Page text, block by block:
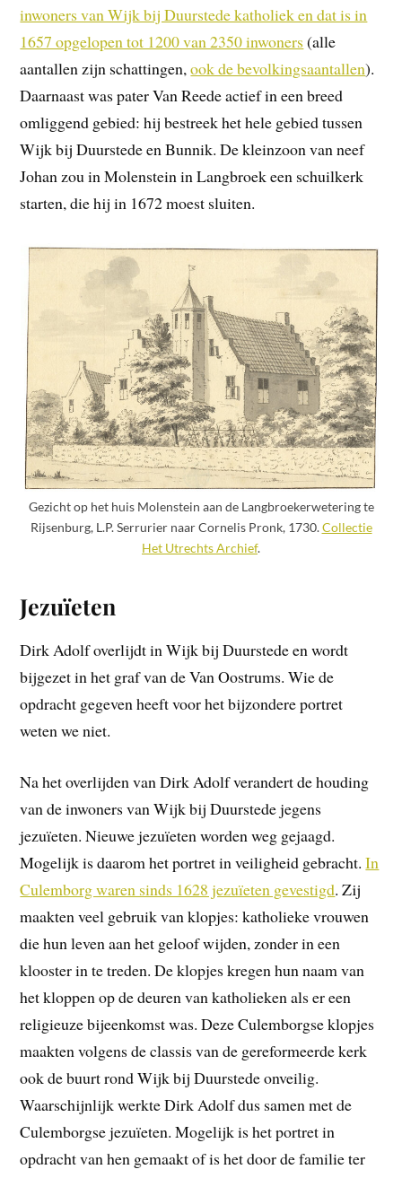
inwoners van Wijk bij Duurstede katholiek en dat is in
1657 opgelopen tot 1200 van 2350 inwoners (alle
aantallen zijn schattingen,ook de bevolkingsaantallen).
Daarnaast was pater Van Reede actief in een breed
omliggend gebied: hij bestreek het hele gebied tussen
Wijk bij Duurstede en Bunnik. De kleinzoon van neef
Johan zou in Molenstein in Langbroek een schuilkerk
starten, die hij in 1672 moest sluiten.
Gezicht op het huis Molenstein aan de Langbroekerwetering te
Rijsenburg, L.P. Serrurier naar Cornelis Pronk, 1730.Collectie
Het Utrechts Archief.
Jezuïeten
Dirk Adolf overlijdt in Wijk bij Duurstede en wordt
bijgezet in het graf van de Van Oostrums. Wie de
opdracht gegeven heeft voor het bijzondere portret
weten we niet.
Na het overlijden van Dirk Adolf verandert de houding
van de inwoners van Wijk bij Duurstede jegens
jezuïeten. Nieuwe jezuïeten worden weg gejaagd.
Mogelijk is daarom het portret in veiligheid gebracht.In
Culemborg waren sinds 1628 jezuïeten gevestigd. Zij
maakten veel gebruik van klopjes: katholieke vrouwen
die hun leven aan het geloof wijden, zonder in een
klooster in te treden. De klopjes kregen hun naam van
het kloppen op de deuren van katholieken als er een
religieuze bijeenkomst was. Deze Culemborgse klopjes
maakten volgens de classis van de gereformeerde kerk
ook de buurt rond Wijk bij Duurstede onveilig.
Waarschijnlijk werkte Dirk Adolf dus samen met de
Culemborgse jezuïeten. Mogelijk is het portret in
opdracht van hen gemaakt of is het door de familie ter